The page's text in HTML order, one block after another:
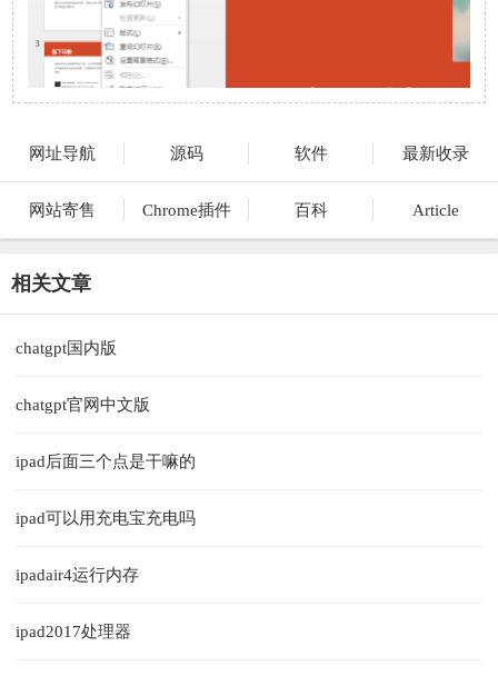
网址导航 源码 软件 最新收录
网站寄售 Chrome插件 百科 Article
相关文章
chatgpt国内版
chatgpt官网中文版
ipad后面三个点是干嘛的
ipad可以用充电宝充电吗
ipadair4运行内存
ipad2017处理器